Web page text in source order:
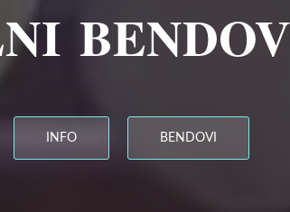
INFO BENDOVI